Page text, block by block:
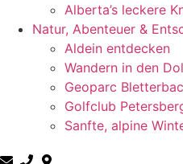
Alberta’s leckere
Natur, Abenteuer &
Aldein entdecken
Wandern in den
Geoparc
Golfclub
Sanfte, alpine